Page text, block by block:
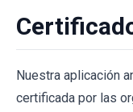
Nuestra aplicación
certificada por las